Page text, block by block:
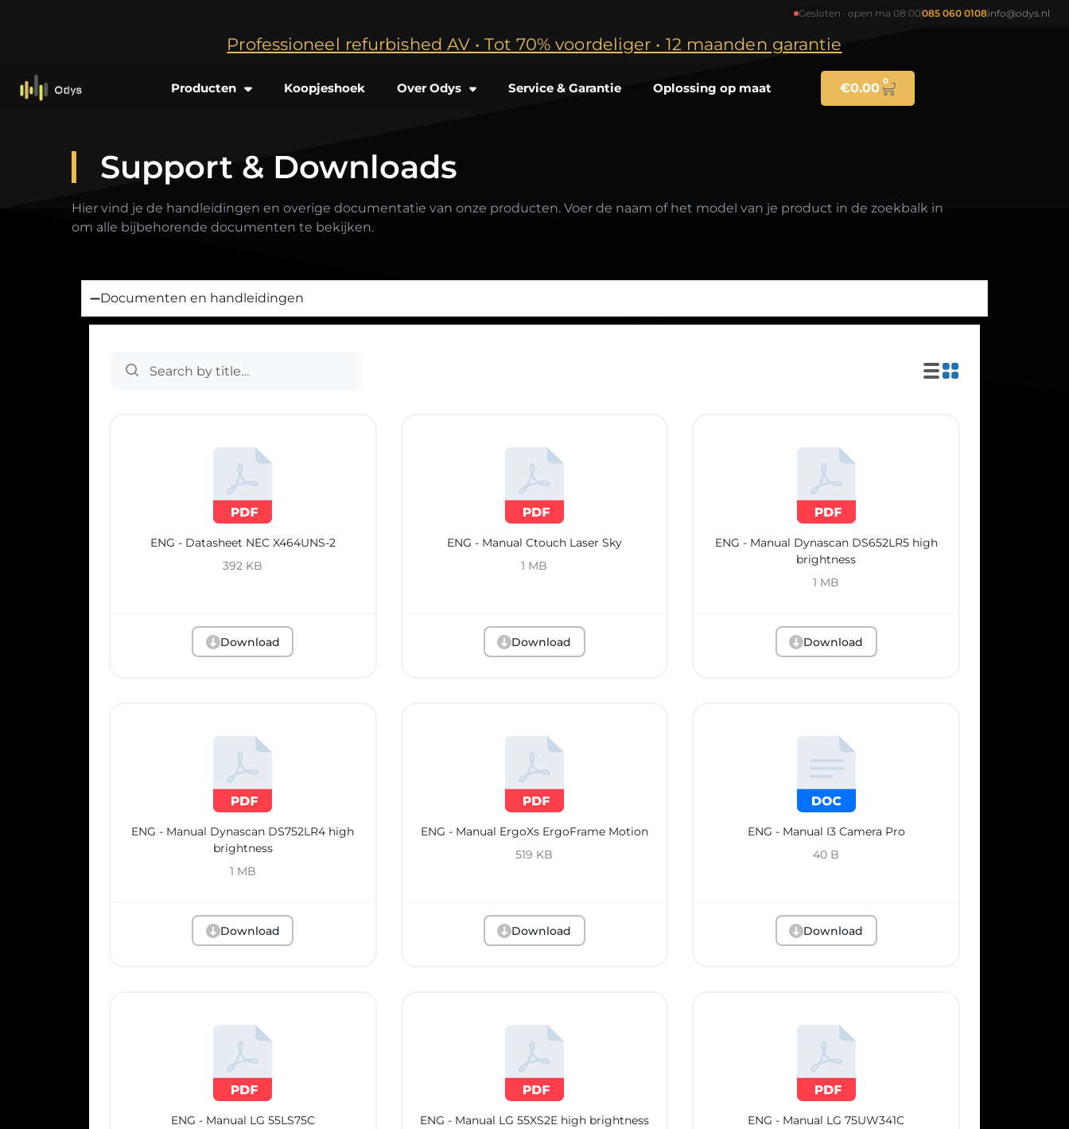
Gesloten · open ma 08:00085 060 0108info@odys.nl
Professioneel refurbished AV • Tot 70% voordeliger • 12 maanden garantie
Producten Koopjeshoek Over Odys Service & Garantie Oplossing op maat €0.00 0
Support & Downloads
Hier vind je de handleidingen en overige documentatie van onze producten. Voer de naam of het model van je product in de zoekbalk in
om alle bijbehorende documenten te bekijken.
Documenten en handleidingen
ENG - Datasheet NEC X464UNS-2
392 KB
Download
ENG - Manual Ctouch Laser Sky
1 MB
Download
ENG - Manual Dynascan DS652LR5 high
brightness
1 MB
Download
ENG - Manual Dynascan DS752LR4 high
brightness
1 MB
Download
ENG - Manual ErgoXs ErgoFrame Motion
519 KB
Download
ENG - Manual I3 Camera Pro
40 B
Download
ENG - Manual LG 55LS75C
ENG - Manual LG 55XS2E high brightness
ENG - Manual LG 75UW341C